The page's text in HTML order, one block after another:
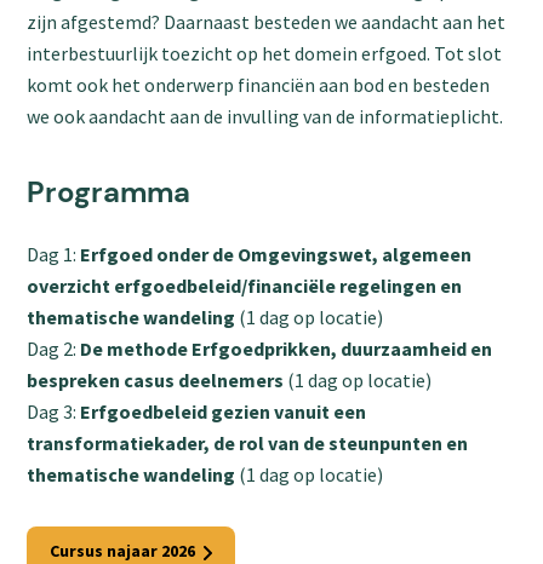
zijn afgestemd? Daarnaast besteden we aandacht aan het
interbestuurlijk toezicht op het domein erfgoed. Tot slot
komt ook het onderwerp financiën aan bod en besteden
we ook aandacht aan de invulling van de informatieplicht.
Programma
Dag 1: Erfgoed onder de Omgevingswet, algemeen
overzicht erfgoedbeleid/financiële regelingen en
thematische wandeling (1 dag op locatie)
Dag 2: De methode Erfgoedprikken, duurzaamheid en
bespreken casus deelnemers (1 dag op locatie)
Dag 3: Erfgoedbeleid gezien vanuit een
transformatiekader, de rol van de steunpunten en
thematische wandeling (1 dag op locatie)
Cursus najaar 2026